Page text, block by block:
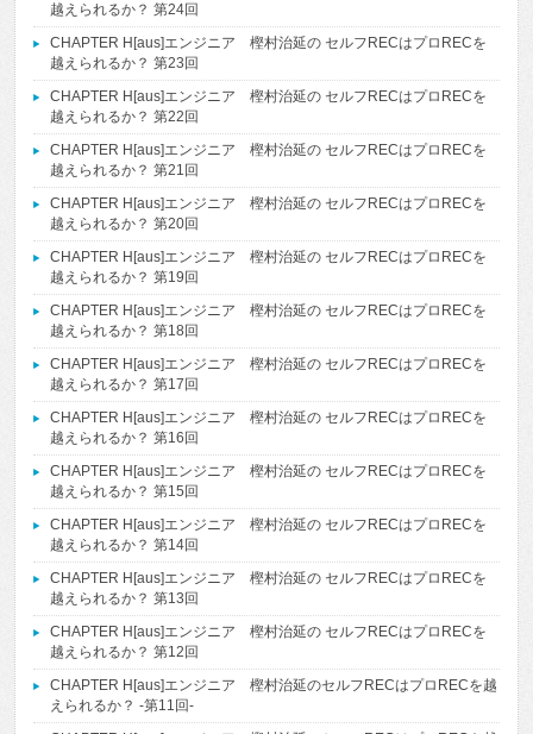
越えられるか？ 第24回
CHAPTER H[aus]エンジニア 樫村治延の セルフRECはプロRECを
越えられるか？ 第23回
CHAPTER H[aus]エンジニア 樫村治延の セルフRECはプロRECを
越えられるか？ 第22回
CHAPTER H[aus]エンジニア 樫村治延の セルフRECはプロRECを
越えられるか？ 第21回
CHAPTER H[aus]エンジニア 樫村治延の セルフRECはプロRECを
越えられるか？ 第20回
CHAPTER H[aus]エンジニア 樫村治延の セルフRECはプロRECを
越えられるか？ 第19回
CHAPTER H[aus]エンジニア 樫村治延の セルフRECはプロRECを
越えられるか？ 第18回
CHAPTER H[aus]エンジニア 樫村治延の セルフRECはプロRECを
越えられるか？ 第17回
CHAPTER H[aus]エンジニア 樫村治延の セルフRECはプロRECを
越えられるか？ 第16回
CHAPTER H[aus]エンジニア 樫村治延の セルフRECはプロRECを
越えられるか？ 第15回
CHAPTER H[aus]エンジニア 樫村治延の セルフRECはプロRECを
越えられるか？ 第14回
CHAPTER H[aus]エンジニア 樫村治延の セルフRECはプロRECを
越えられるか？ 第13回
CHAPTER H[aus]エンジニア 樫村治延の セルフRECはプロRECを
越えられるか？ 第12回
CHAPTER H[aus]エンジニア 樫村治延のセルフRECはプロRECを越
えられるか？ -第11回-